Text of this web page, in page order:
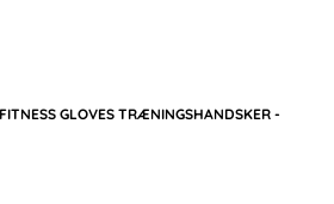
GLOVES TRÆNINGSHANDSKER -